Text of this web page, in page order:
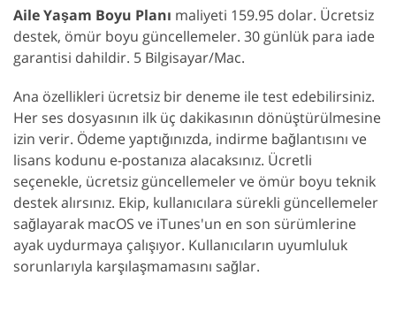
Aile Yaşam Boyu Planı maliyeti 159.95 dolar. Ücretsiz
destek, ömür boyu güncellemeler. 30 günlük para iade
garantisi dahildir. 5 Bilgisayar/Mac.
Ana özellikleri ücretsiz bir deneme ile test edebilirsiniz.
Her ses dosyasının ilk üç dakikasının dönüştürülmesine
izin verir. Ödeme yaptığınızda, indirme bağlantısını ve
lisans kodunu e-postanıza alacaksınız. Ücretli
seçenekle, ücretsiz güncellemeler ve ömür boyu teknik
destek alırsınız. Ekip, kullanıcılara sürekli güncellemeler
sağlayarak macOS ve iTunes'un en son sürümlerine
ayak uydurmaya çalışıyor. Kullanıcıların uyumluluk
sorunlarıyla karşılaşmamasını sağlar.